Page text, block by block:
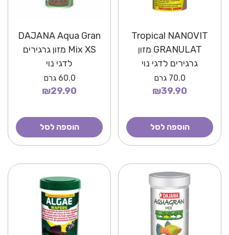
Tropical NANOVIT
GRANULAT מזון
גרגירים לדגי נוי
70.0 גרם
₪39.90
הוספה לסל
DAJANA Aqua Gran
Mix XS מזון גרגירים
לדגי נוי
60.0 גרם
₪29.90
הוספה לסל